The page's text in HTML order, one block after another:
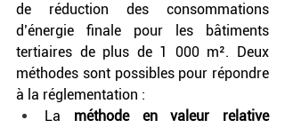
de réduction des consommations
d’énergie finale pour les bâtiments
tertiaires de plus de 1 000 m². Deux
méthodes sont possibles pour répondre
à la réglementation :
La méthode en valeur relative